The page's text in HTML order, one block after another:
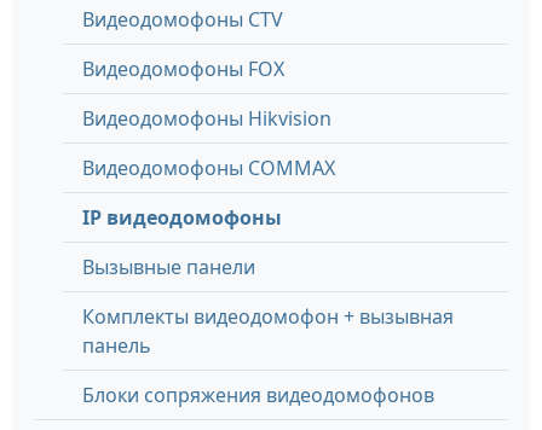
Видеодомофоны CTV
Видеодомофоны FOX
Видеодомофоны Hikvision
Видеодомофоны COMMAX
IP видеодомофоны
Вызывные панели
Комплекты видеодомофон + вызывная
панель
Блоки сопряжения видеодомофонов